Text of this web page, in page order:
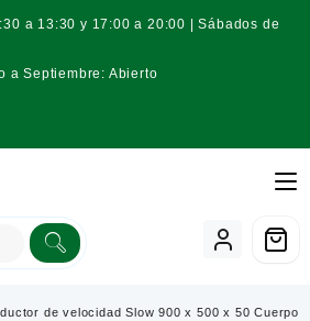
a 13:30 y 17:00 a 20:00 | Sábados de
a Septiembre: Abierto
de velocidad Slow 900 x 500 x 50 Cuerpo